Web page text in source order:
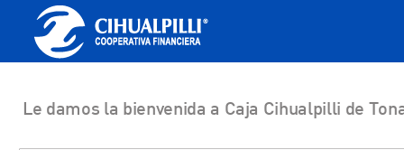
Le damos la bienvenida a Caja Cihualpilli de